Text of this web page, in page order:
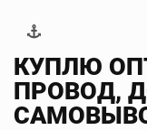
КУПЛЮ
ПРОВОД,